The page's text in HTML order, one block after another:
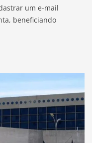
um e-mail
beneficiando